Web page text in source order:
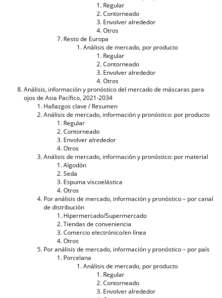
Regular
Contorneado
Envolver alrededor
Otros
Resto de Europa
Análisis de mercado, por producto
Regular
Contorneado
Envolver alrededor
Otros
Análisis, información y pronóstico del mercado de máscaras para
ojos de Asia Pacífico, 2021-2034
Hallazgos clave / Resumen
Análisis de mercado, información y pronóstico: por producto
Regular
Contorneado
Envolver alrededor
Otros
Análisis de mercado, información y pronóstico: por material
Algodón
Seda
Espuma viscoelástica
Otros
Por análisis de mercado, información y pronóstico – por canal
de distribución
Hipermercado/Supermercado
Tiendas de conveniencia
Comercio electrónico/en línea
Otros
Por análisis de mercado, información y pronóstico – por país
Porcelana
Análisis de mercado, por producto
Regular
Contorneado
Envolver alrededor